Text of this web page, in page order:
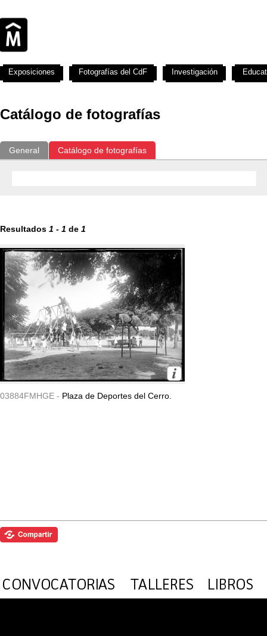
Catálogo de fotografías
General Catálogo de fotografías
Resultados 1 - 1 de 1
03884FMHGE - Plaza de Deportes del Cerro.
Exposiciones Fotografías del CdF Investigación